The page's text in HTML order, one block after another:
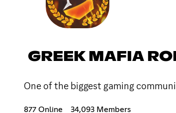
GREEK MAFIA
One of the biggest gaming
877 Online 34,093 Members